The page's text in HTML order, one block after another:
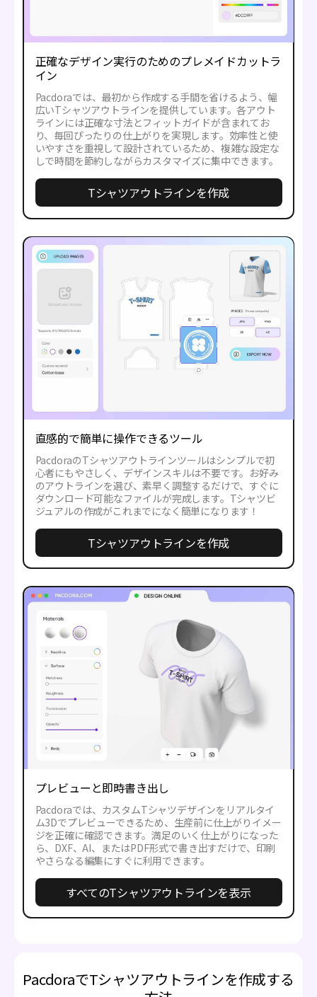
正確なデザイン実行のためのプレメイドカットラ
イン
Pacdoraでは、最初から作成する手間を省けるよう、幅
広いTシャツアウトラインを提供しています。各アウト
ラインには正確な寸法とフィットガイドが含まれてお
り、毎回ぴったりの仕上がりを実現します。効率性と使
いやすさを重視して設計されているため、複雑な設定な
しで時間を節約しながらカスタマイズに集中できます。
Tシャツアウトラインを作成
直感的で簡単に操作できるツール
PacdoraのTシャツアウトラインツールはシンプルで初
心者にもやさしく、デザインスキルは不要です。お好み
のアウトラインを選び、素早く調整するだけで、すぐに
ダウンロード可能なファイルが完成します。Tシャツビ
ジュアルの作成がこれまでになく簡単になります！
Tシャツアウトラインを作成
プレビューと即時書き出し
Pacdoraでは、カスタムTシャツデザインをリアルタイ
ム3Dでプレビューできるため、生産前に仕上がりイメー
ジを正確に確認できます。満足のいく仕上がりになった
ら、DXF、AI、またはPDF形式で書き出すだけで、印刷
やさらなる編集にすぐに利用できます。
すべてのTシャツアウトラインを表示
PacdoraでTシャツアウトラインを作成する